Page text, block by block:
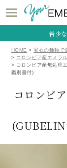
希少
HOME 宝石の種類で
コロンビア産エメラ
コロンビア産無処理
鑑別書付)
コロンビ